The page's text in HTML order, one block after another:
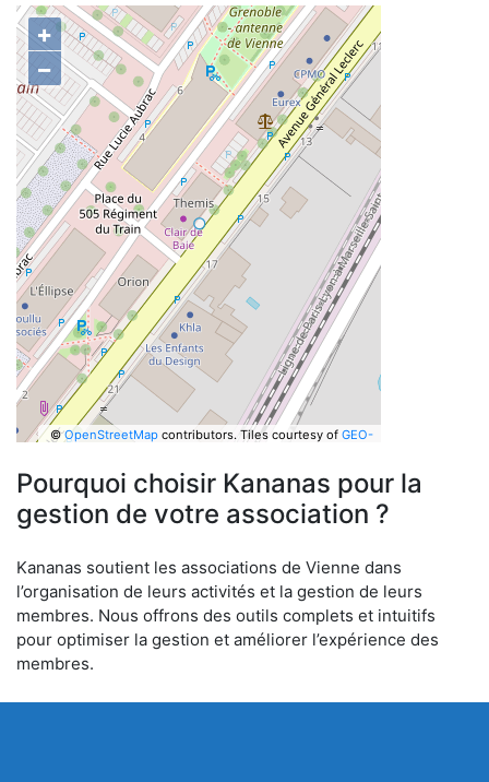
+
−
©OpenStreetMapcontributors. Tiles courtesy of GEO-
Pourquoi choisir Kananas pour la
gestion de votre association ?
Kananas soutient les associations de Vienne dans
l’organisation de leurs activités et la gestion de leurs
membres. Nous offrons des outils complets et intuitifs
pour optimiser la gestion et améliorer l’expérience des
membres.